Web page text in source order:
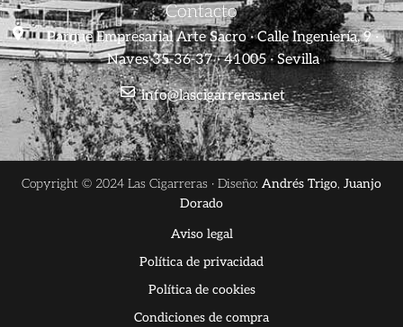
Contacto
Parque Empresarial Arte Sacro · Calle Ingeniería, 9 ·
Naves 35-36-37 · 41005 · Sevilla
info@lascigarreras.net
Copyright © 2024 Las Cigarreras · Diseño: Andrés Trigo, Juanjo
Dorado
Aviso legal
Política de privacidad
Política de cookies
Condiciones de compra